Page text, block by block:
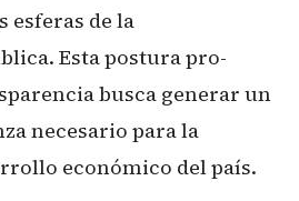
esferas de la
Esta postura pro-
busca generar un
necesario para la
económico del país.